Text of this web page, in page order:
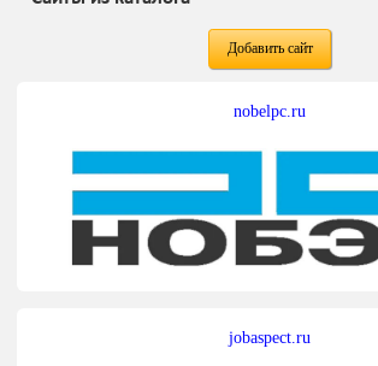
Добавить сайт
nobelpc.ru
jobaspect.ru